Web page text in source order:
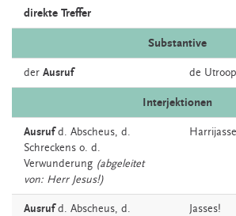
direkte Treffer
Substantive
der Ausruf de Utroop
Interjektionen
Ausruf d. Abscheus, d.
Schreckens o. d.
Verwunderung (abgeleitet
von: Herr Jesus!)
Ausruf d. Abscheus, d.
Jasses!